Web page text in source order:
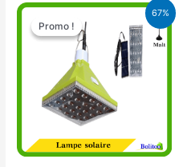
67%
Promo !
Promo !
Le
prix
initial
était :
15.000 CFA.
Le
actuel
est :
5.000 CFA.